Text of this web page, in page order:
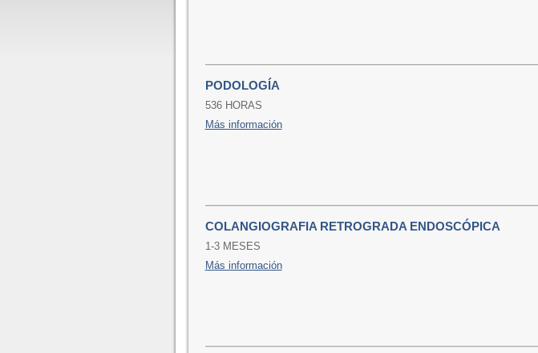
PODOLOGÍA
536 HORAS
Más información
COLANGIOGRAFIA RETROGRADA ENDOSCÓPICA
1-3 MESES
Más información